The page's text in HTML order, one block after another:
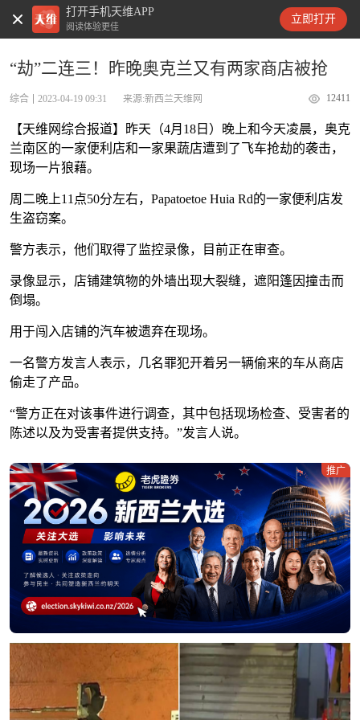
打开手机天维APP
阅读体验更佳
立即打开
天维新闻
“劫”二连三！昨晚奥克兰又有两家商店被抢
综合 2023-04-19 09:31 来源:新西兰天维网 12411
【天维网综合报道】昨天（4月18日）晚上和今天凌晨，奥克
兰南区的一家便利店和一家果蔬店遭到了飞车抢劫的袭击，
现场一片狼藉。
周二晚上11点50分左右，Papatoetoe Huia Rd的一家便利店发
生盗窃案。
警方表示，他们取得了监控录像，目前正在审查。
录像显示，店铺建筑物的外墙出现大裂缝，遮阳篷因撞击而
倒塌。
用于闯入店铺的汽车被遗弃在现场。
一名警方发言人表示，几名罪犯开着另一辆偷来的车从商店
偷走了产品。
“警方正在对该事件进行调查，其中包括现场检查、受害者的
陈述以及为受害者提供支持。”发言人说。
推广